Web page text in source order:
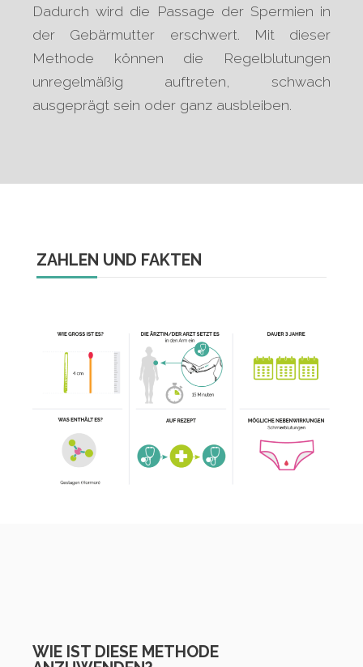
Dadurch wird die Passage der Spermien in
der Gebärmutter erschwert. Mit dieser
Methode können die Regelblutungen
unregelmäßig auftreten, schwach
ausgeprägt sein oder ganz ausbleiben.
ZAHLEN UND FAKTEN
WIE IST DIESE METHODE